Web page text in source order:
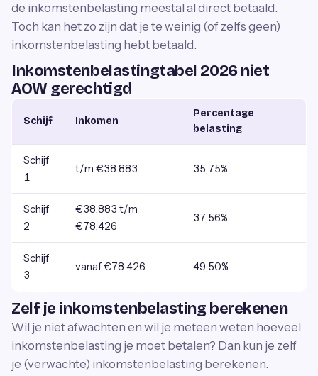
de inkomstenbelasting meestal al direct betaald.
Toch kan het zo zijn dat je te weinig (of zelfs geen)
inkomstenbelasting hebt betaald.
Inkomstenbelastingtabel 2026 niet
AOW gerechtigd
Schijf Inkomen
Percentage
belasting
Schijf
1
t/m €38.883 35,75%
Schijf
2
€38.883 t/m
€78.426
37,56%
Schijf
3
vanaf €78.426 49,50%
Zelf je inkomstenbelasting berekenen
Wil je niet afwachten en wil je meteen weten hoeveel
inkomstenbelasting je moet betalen? Dan kun je zelf
je (verwachte) inkomstenbelasting berekenen.